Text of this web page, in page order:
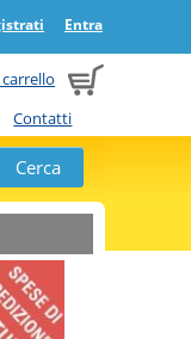
Entra
Contatti